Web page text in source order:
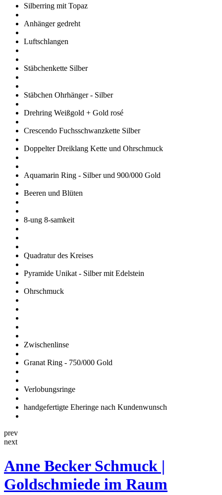
Silberring mit Topaz
Anhänger gedreht
Luftschlangen
Stäbchenkette Silber
Stäbchen Ohrhänger - Silber
Drehring Weißgold + Gold rosé
Crescendo Fuchsschwanzkette Silber
Doppelter Dreiklang Kette und Ohrschmuck
Aquamarin Ring - Silber und 900/000 Gold
Beeren und Blüten
8-ung 8-samkeit
Quadratur des Kreises
Pyramide Unikat - Silber mit Edelstein
Ohrschmuck
Zwischenlinse
Granat Ring - 750/000 Gold
Verlobungsringe
handgefertigte Eheringe nach Kundenwunsch
prev
next
Anne Becker Schmuck |
Goldschmiede im Raum